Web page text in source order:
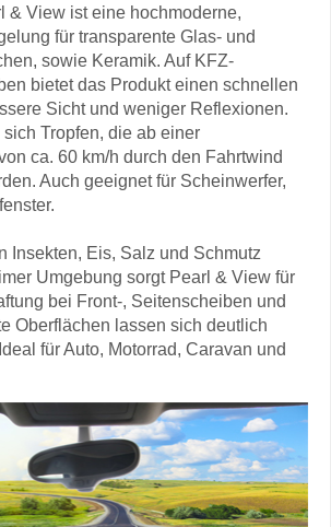
& View ist eine hochmoderne,
für transparente Glas- und
sowie Keramik. Auf KFZ-
bietet das Produkt einen schnellen
Sicht und weniger Reflexionen.
Tropfen, die ab einer
ca. 60 km/h durch den Fahrtwind
Auch geeignet für Scheinwerfer,
Insekten, Eis, Salz und Schmutz
Umgebung sorgt Pearl & View für
bei Front-, Seitenscheiben und
Oberflächen lassen sich deutlich
für Auto, Motorrad, Caravan und